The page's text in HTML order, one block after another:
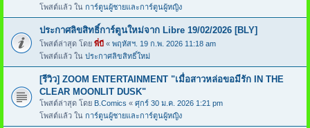
โพสต์แล้ว ใน การ์ตูนผู้ชายและการ์ตูนผู้หญิง
ประกาศลิขสิทธิ์การ์ตูนใหม่จาก Libre 19/02/2026 [BLY]
โพสต์ล่าสุด โดย พี่บี « พฤหัสฯ. 19 ก.พ. 2026 11:18 am
โพสต์แล้ว ใน ประกาศลิขสิทธิ์ใหม่
[รีวิว] ZOOM ENTERTAINMENT "เมื่อสาวหล่อขอมีรัก IN THE
CLEAR MOONLIT DUSK"
โพสต์ล่าสุด โดย B.Comics « ศุกร์ 30 ม.ค. 2026 1:21 pm
โพสต์แล้ว ใน การ์ตูนผู้ชายและการ์ตูนผู้หญิง